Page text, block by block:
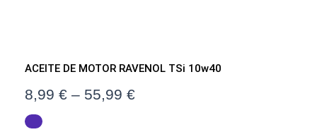
ACEITE DE MOTOR RAVENOL TSi 10w40
8,99 € – 55,99 €